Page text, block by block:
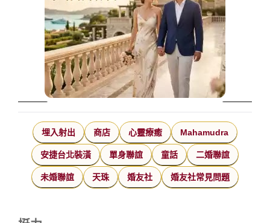
埋入射出 商店 心靈療癒 Mahamudra
安捷台北裝潢 單身聯誼 童話 二婚聯誼
未婚聯誼 天珠 婚友社 婚友社常見問題